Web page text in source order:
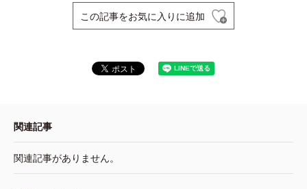
この記事をお気に入りに追加
関連記事
関連記事がありません。